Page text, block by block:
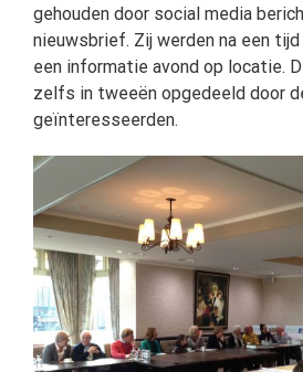
gehouden door social media
nieuwsbrief. Zij werden na een
een informatie avond op locatie.
zelfs in tweeën opgedeeld door
geïnteresseerden.